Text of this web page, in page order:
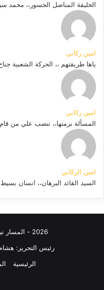
الخليفة المناضل الجسور،، محمد
امين ركابي
ياها طريقتهم ،، الحركة الشعبية
امين ركابي
المسألة برمتها،، تنصب علي من قام
امين الركابي
السيد القائد البرهان،، انسان
2026 - المسار نيوز | الأخبار من مصادرها
رئيس التحرير:
الرئيسية